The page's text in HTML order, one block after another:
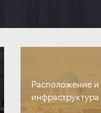
Расположение и
инфраструктура